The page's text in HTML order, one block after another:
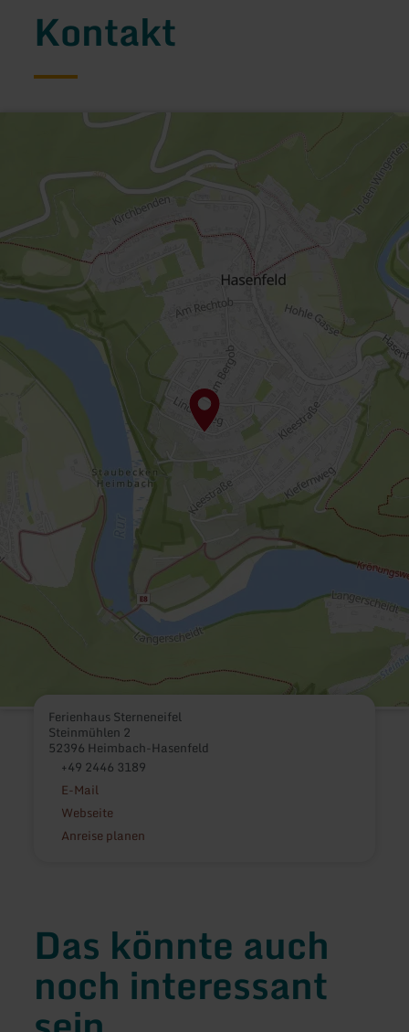
Kontakt
Ferienhaus Sterneneifel
Steinmühlen 2
52396 Heimbach-Hasenfeld
+49 2446 3189
E-Mail
Webseite
Anreise planen
Das könnte auch
noch interessant